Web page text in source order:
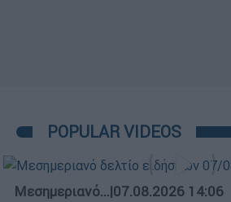
POPULAR VIDEOS
Μεσημεριανό...|07.08.2026 14:06